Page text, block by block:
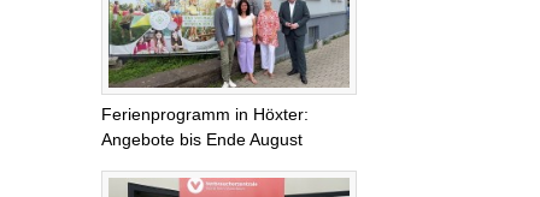
Ferienprogramm in Höxter:
Angebote bis Ende August